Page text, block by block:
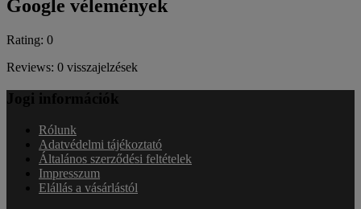
Google vélemények
Rating: 0
Reviews: 0 visszajelzések
Jogi információk
Rólunk
Adatvédelmi tájékoztató
Általános szerződési feltételek
Impresszum
Elállás a vásárlástól